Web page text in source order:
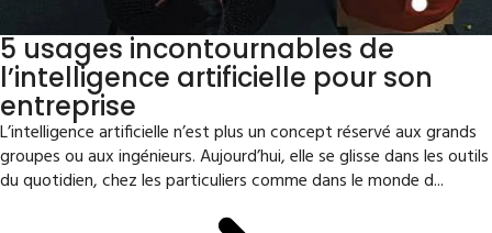
5 usages incontournables de
l’intelligence artificielle pour son
entreprise
L’intelligence artificielle n’est plus un concept réservé aux grands
groupes ou aux ingénieurs. Aujourd’hui, elle se glisse dans les outils
du quotidien, chez les particuliers comme dans le monde d...